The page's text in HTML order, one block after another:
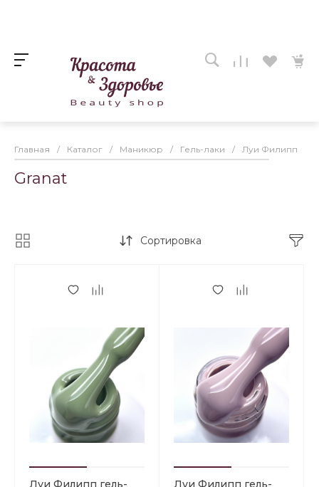
Главная / Каталог / Маникюр / Гель-лаки / Луи Филипп
Granat
Сортировка
Луи Филипп гель-
Луи Филипп гель-